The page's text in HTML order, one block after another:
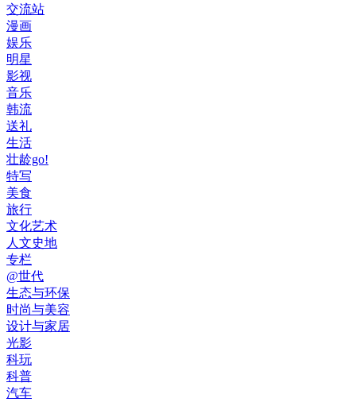
交流站
漫画
娱乐
明星
影视
音乐
韩流
送礼
生活
壮龄go!
特写
美食
旅行
文化艺术
人文史地
专栏
@世代
生态与环保
时尚与美容
设计与家居
光影
科玩
科普
汽车